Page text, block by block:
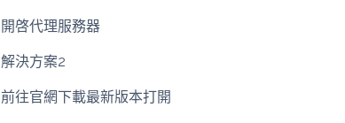
開啓代理服務器
解決方案2
前往官網下載最新版本打開